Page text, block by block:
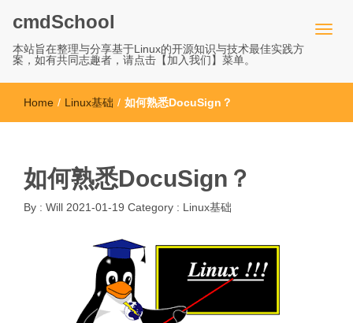
cmdSchool
本站旨在整理与分享基于Linux的开源知识与技术最佳实践方
案，如有共同志趣者，请点击【加入我们】菜单。
Home / Linux基础 / 如何熟悉DocuSign？
如何熟悉DocuSign？
By : Will 2021-01-19 Category : Linux基础